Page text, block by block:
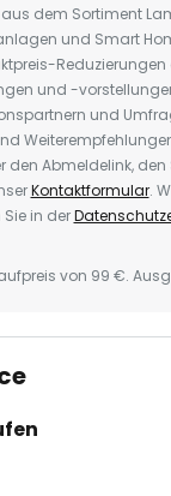
dem Sortiment
und Smart
Reduzierungen
und -
und
den Abmeldelink, den
Kontaktformular.
in der
von 99 €.